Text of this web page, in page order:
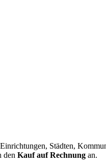
Städten,
denKauf auf Rechnung an.